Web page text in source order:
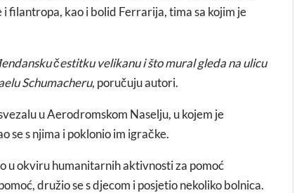
filantropa, kao i bolid Ferrarija, tima sa kojim je
čestitku velikanu i što mural gleda na ulicu
Schumacheru, poručuju autori.
u Aerodromskom Naselju, u kojem je
se s njima i poklonio im igračke.
u okviru humanitarnih aktivnosti za pomoć
družio se s djecom i posjetio nekoliko bolnica.